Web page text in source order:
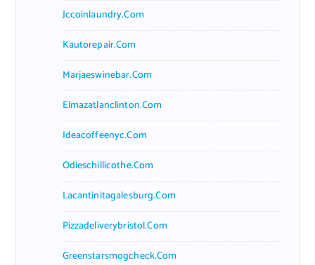
Jccoinlaundry.com
Kautorepair.com
Marjaeswinebar.com
Elmazatlanclinton.com
Ideacoffeenyc.com
Odieschillicothe.com
Lacantinitagalesburg.com
Pizzadeliverybristol.com
Greenstarsmogcheck.com